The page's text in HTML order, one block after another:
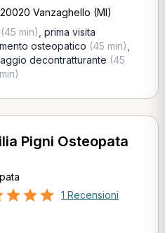
Vanzaghello (MI)
(45 min) prima visita
osteopatico (45 min)
decontratturante (45
Pigni Osteopata
1 Recensioni